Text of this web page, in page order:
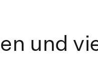
und